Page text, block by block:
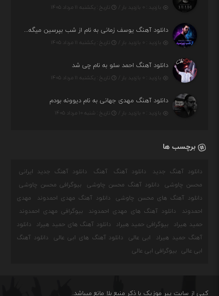
بازدید : ۰ بازدید بار / تاریخ : یکشنبه ۱۱ مرداد ۱۴۰۵
دانلود آهنگ یوسف زمانی به نام از شب بپرسین میگه چه روزگاری دارم
بازدید : ۰ بازدید بار / تاریخ : یکشنبه ۱۱ مرداد ۱۴۰۵
دانلود آهنگ احمد سلو به نام چی شد
بازدید : ۰ بازدید بار / تاریخ : یکشنبه ۱۱ مرداد ۱۴۰۵
دانلود آهنگ مهدی جهانی به نام دیوونه بودم
بازدید : ۰ بازدید بار / تاریخ : شنبه ۱۰ مرداد ۱۴۰۵
برچسب ها
دانلود آهنگ جدید دانلود آهنگ آهنگ
دانلود آهنگ جدید ایرانی
محسن چاوشی
دانلود آهنگ محسن چاوشی
بیوگرافی محسن چاوشی
دانلود آهنگ های محسن چاوشی
دانلود آهنگ مهدی احمدوند
مهدی
احمدوند
دانلود آهنگ های مهدی احمدوند
بیوگرافی مهدی احمدوند
حمید هیراد
بیوگرافی حمید هیراد دانلود آهنگ های حمید هیراد
دانلود
آهنگ حمید هیراد
ابی عالی دانلود آهنگ های ابی عالی
دانلود آهنگ
ابی عالی
بیوگرافی ابی عالی
کپی از سایت پیر موزیک با ذکر منبع بلا مانع میباشد.